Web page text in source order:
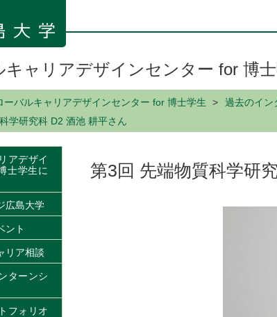
キャリアデザインセンター for 博
ーバルキャリアデザインセンター for 博士学生 過去のイン
学研究科 D2 酒池 耕平さん
第3回 先端物質科学研
アデザイ
士学生に
広島大学
ント
リア相談
ターンシ
フォリオ